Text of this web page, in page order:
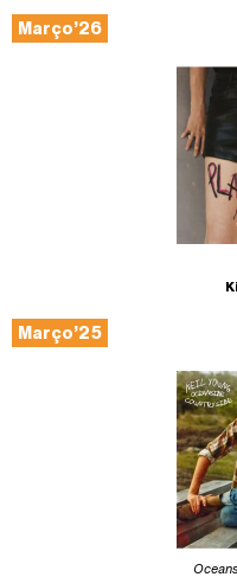
Março’26
Março’25